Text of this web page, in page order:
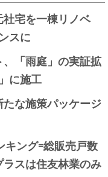
宅を一棟リノベ
スに
「雨庭」の実証拡
に施工
な施策パッケージ
ング=総販売戸数
スは住友林業のみ